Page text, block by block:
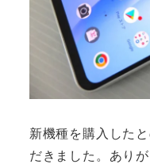
新機種を購入した
だきました。あり